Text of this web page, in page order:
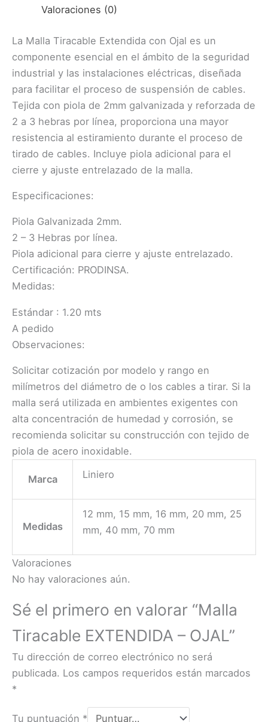
Valoraciones (0)
La Malla Tiracable Extendida con Ojal es un
componente esencial en el ámbito de la seguridad
industrial y las instalaciones eléctricas, diseñada
para facilitar el proceso de suspensión de cables.
Tejida con piola de 2mm galvanizada y reforzada de
2 a 3 hebras por línea, proporciona una mayor
resistencia al estiramiento durante el proceso de
tirado de cables. Incluye piola adicional para el
cierre y ajuste entrelazado de la malla.
Especificaciones:
Piola Galvanizada 2mm.
2 – 3 Hebras por línea.
Piola adicional para cierre y ajuste entrelazado.
Certificación: PRODINSA.
Medidas:
Estándar : 1.20 mts
A pedido
Observaciones:
Solicitar cotización por modelo y rango en
milímetros del diámetro de o los cables a tirar. Si la
malla será utilizada en ambientes exigentes con
alta concentración de humedad y corrosión, se
recomienda solicitar su construcción con tejido de
piola de acero inoxidable.
Marca Liniero
Medidas
12 mm, 15 mm, 16 mm, 20 mm, 25
mm, 40 mm, 70 mm
Valoraciones
No hay valoraciones aún.
Sé el primero en valorar “Malla
Tiracable EXTENDIDA – OJAL”
Tu dirección de correo electrónico no será
publicada. Los campos requeridos están marcados
*
Tu puntuación *